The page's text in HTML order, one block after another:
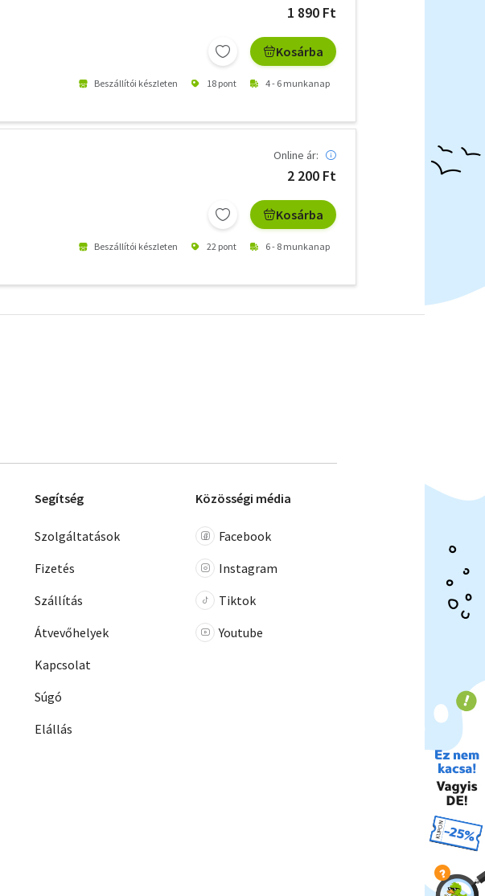
1 890 Ft
Kosárba
Beszállítói készleten 18 pont 4 - 6 munkanap
Online ár:
2 200 Ft
Kosárba
Beszállítói készleten 22 pont 6 - 8 munkanap
Segítség
Szolgáltatások
Fizetés
Szállítás
Átvevőhelyek
Kapcsolat
Súgó
Elállás
Közösségi média
Facebook
Instagram
Tiktok
Youtube